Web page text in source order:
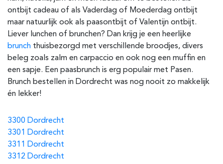
ontbijt cadeau of als Vaderdag of Moederdag ontbijt
maar natuurlijk ook als paasontbijt of Valentijn ontbijt.
Liever lunchen of brunchen? Dan krijg je een heerlijke
brunch thuisbezorgd met verschillende broodjes, divers
beleg zoals zalm en carpaccio en ook nog een muffin en
een sapje. Een paasbrunch is erg populair met Pasen.
Brunch bestellen in Dordrecht was nog nooit zo makkelijk
én lekker!
3300 Dordrecht
3301 Dordrecht
3311 Dordrecht
3312 Dordrecht